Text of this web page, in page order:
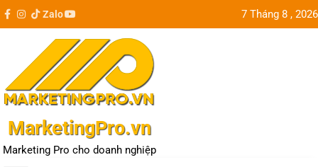
Skip
facebook
instagram
tiktok
Zalo
youtube 7 Tháng 8 , 2026
MarketingPro.vn
Marketing Pro cho doanh nghiệp